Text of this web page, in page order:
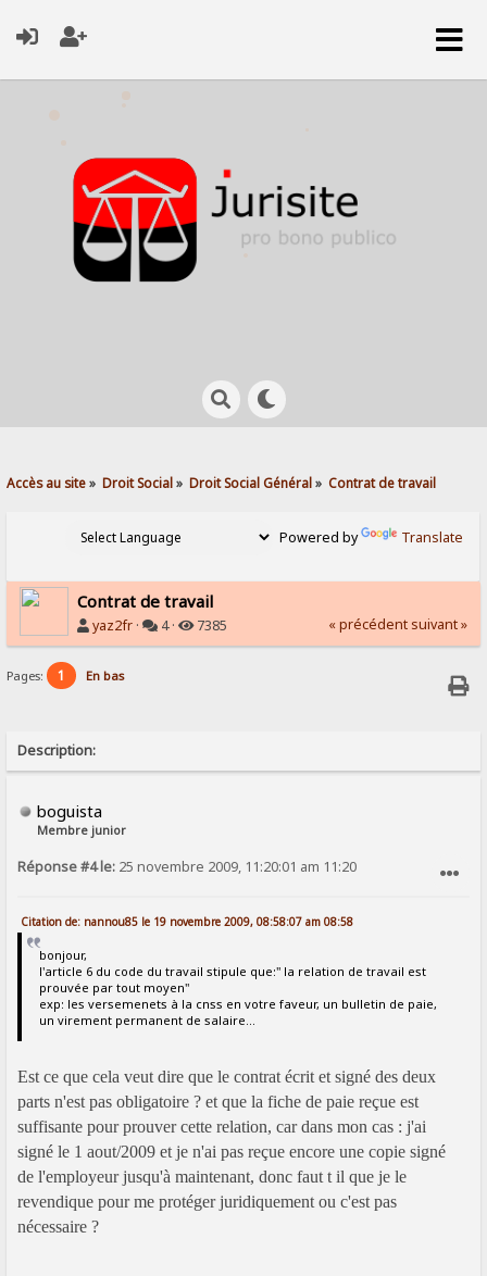
Accès au site» Droit Social» Droit Social Général» Contrat de travail
Powered by Translate
Contrat de travail
yaz2fr · 4 · 7385 « précédent suivant »
Pages: 1 En bas
Description:
boguista
Membre junior
Réponse #4 le: 25 novembre 2009, 11:20:01 am 11:20
Citation de: nannou85 le 19 novembre 2009, 08:58:07 am 08:58
bonjour,
l'article 6 du code du travail stipule que:" la relation de travail est
prouvée par tout moyen"
exp: les versemenets à la cnss en votre faveur, un bulletin de paie,
un virement permanent de salaire...
Est ce que cela veut dire que le contrat écrit et signé des deux
parts n'est pas obligatoire ? et que la fiche de paie reçue est
suffisante pour prouver cette relation, car dans mon cas : j'ai
signé le 1 aout/2009 et je n'ai pas reçue encore une copie signé
de l'employeur jusqu'à maintenant, donc faut t il que je le
revendique pour me protéger juridiquement ou c'est pas
nécessaire ?